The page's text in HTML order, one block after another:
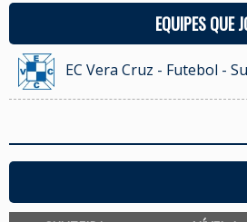
EQUIPES QUE
EC Vera Cruz - Futebol -